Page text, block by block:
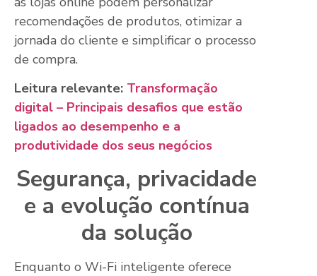
recomendações de produtos, otimizar a
jornada do cliente e simplificar o processo
de compra.
Leitura relevante: Transformação
digital – Principais desafios que estão
ligados ao desempenho e a
produtividade dos seus negócios
Segurança, privacidade
e a evolução contínua
da solução
Enquanto o Wi-Fi inteligente oferece